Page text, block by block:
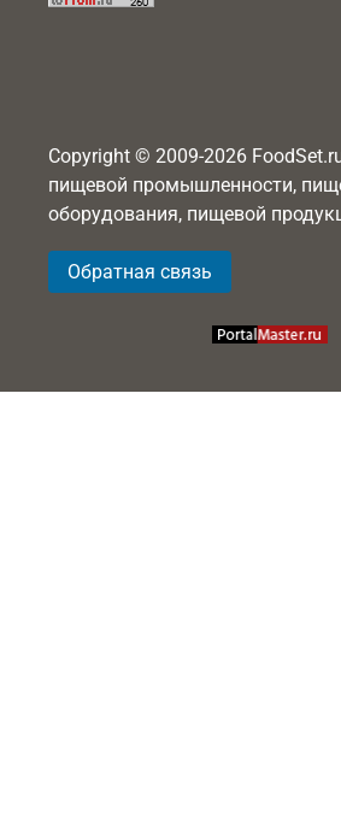
Copyright © 2009-2026
пищевой промышленности,
оборудования, пищевой
Обратная связь